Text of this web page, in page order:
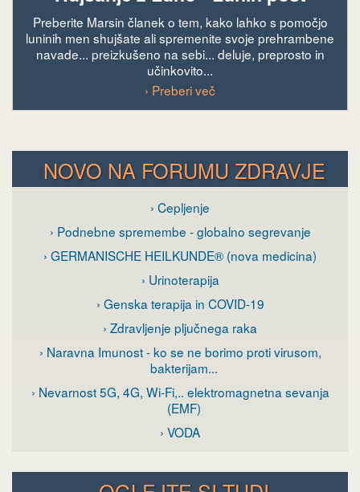
Preberite Marsin članek o tem, kako lahko s pomočjo
luninih men shujšate ali spremenite svoje prehrambene
navade... preizkušeno na sebi... deluje, preprosto in
učinkovito...
› Preberi več
NOVO NA FORUMU ZDRAVJE
› Cepljenje
› Podnebne spremembe - globalno segrevanje
› GERMANISCHE HEILKUNDE® (nova medicina)
› Urinoterapija
› Genska terapija in COVID-19
› Zdravljenje pljučnega raka
› Naravna Imunost - ko se ne borimo proti virusom,
bakterijam...
› Nevarnost 5G, 4G, Wi-Fi,.. elektromagnetna sevanja
(EMF)
› VODA